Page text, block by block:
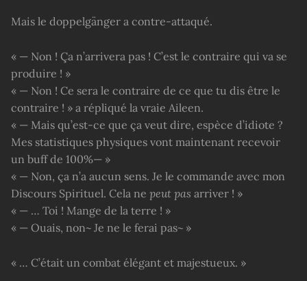
Mais le doppelgänger a contre-attaqué.
« — Non ! Ça n’arrivera pas ! C’est le contraire qui va se
produire ! »
« — Non ! Ce sera le contraire de ce que tu dis être le
contraire ! » a répliqué la vraie Aileen.
« — Mais qu’est-ce que ça veut dire, espèce d’idiote ?
Mes statistiques physiques vont maintenant recevoir
un buff de 100%— »
« — Non, ça n’a aucun sens. Je le commande avec mon
Discours Spirituel. Cela ne peut pas arriver ! »
« — … Toi ! Mange de la terre ! »
« — Ouais, non~ Je ne le ferai pas~ »
« … C’était un combat élégant et majestueux. »